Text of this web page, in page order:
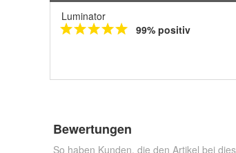
Luminator
99% positiv
Bewertungen
So haben Kunden, die den Artikel bei